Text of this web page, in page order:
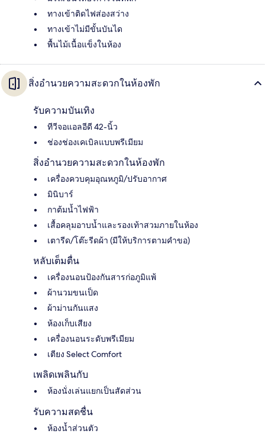
ทางเข้าติดไฟส่องสว่าง
ทางเข้าไม่มีขั้นบันได
พื้นไม้เนื้อแข็งในห้อง
สิ่งอำนวยความสะดวกในห้องพัก
รับความบันเทิง
ทีวีจอแอลอีดี 42-นิ้ว
ช่องช่องเคเบิลแบบพรีเมียม
สิ่งอำนวยความสะดวกในห้องพัก
เครื่องควบคุมอุณหภูมิ/ปรับอากาศ
มินิบาร์
กาต้มน้ำไฟฟ้า
เสื้อคลุมอาบน้ำและรองเท้าสวมภายในห้อง
เตารีด/โต๊ะรีดผ้า (มีให้บริการตามคำขอ)
หลับเต็มตื่น
เครื่องนอนป้องกันสารก่อภูมิแพ้
ผ้านวมขนเป็ด
ผ้าม่านกันแสง
ห้องเก็บเสียง
เครื่องนอนระดับพรีเมียม
เตียง Select Comfort
เพลิดเพลินกับ
ห้องนั่งเล่นแยกเป็นสัดส่วน
รับความสดชื่น
ห้องน้ำส่วนตัว